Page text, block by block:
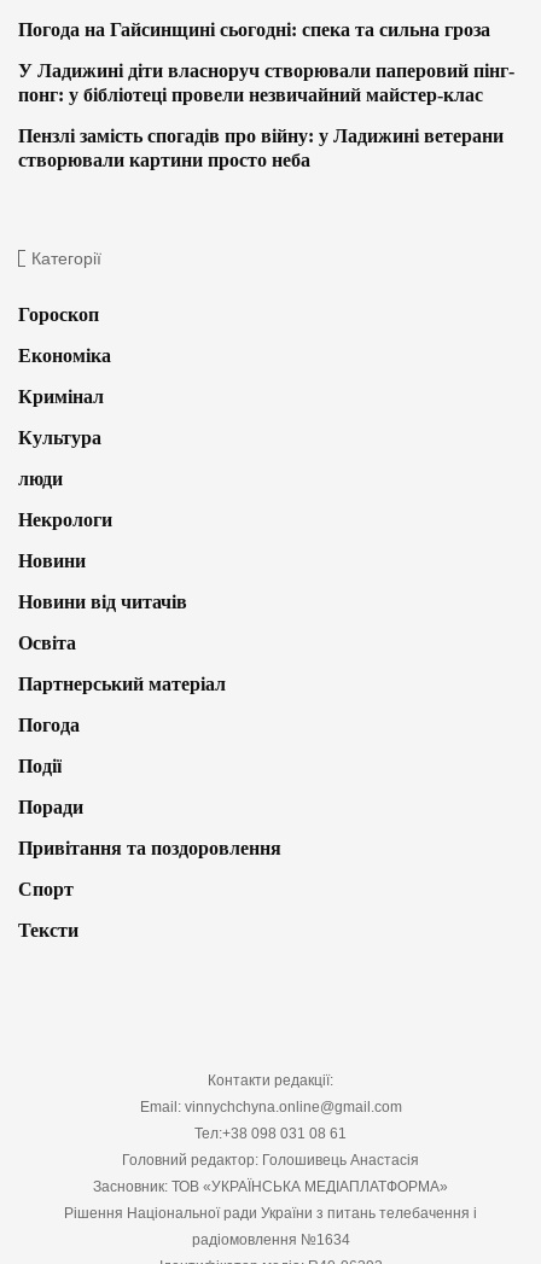
Погода на Гайсинщині сьогодні: спека та сильна гроза
У Ладижині діти власноруч створювали паперовий пінг-
понг: у бібліотеці провели незвичайний майстер-клас
Пензлі замість спогадів про війну: у Ладижині ветерани
створювали картини просто неба
Категорії
Гороскоп
Економіка
Кримінал
Культура
люди
Некрологи
Новини
Новини від читачів
Освіта
Партнерський матеріал
Погода
Події
Поради
Привітання та поздоровлення
Спорт
Тексти
Контакти редакції:
Email: vinnychchyna.online@gmail.com
Тел:+38 098 031 08 61
Головний редактор: Голошивець Анастасія
Засновник: ТОВ «УКРАЇНСЬКА МЕДІАПЛАТФОРМА»
Рішення Національної ради України з питань телебачення і
радіомовлення №1634